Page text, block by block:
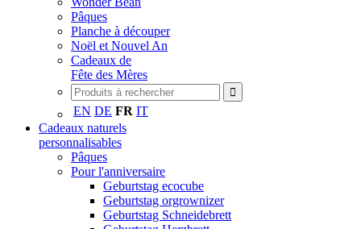
Pâques
Planche à découper
Noël et Nouvel An
Cadeaux de
Fête des Mères
EN DE FR IT
Cadeaux naturels
personnalisables
Pâques
Pour l'anniversaire
Geburtstag ecocube
Geburtstag orgrownizer
Geburtstag Schneidebrett